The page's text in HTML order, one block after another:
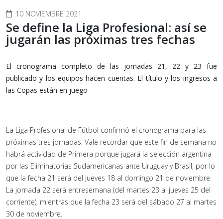
10 NOVIEMBRE 2021
Se define la Liga Profesional: así se
jugarán las próximas tres fechas
El cronograma completo de las jornadas 21, 22 y 23 fue
publicado y los equipos hacen cuentas. El título y los ingresos a
las Copas están en juego
La Liga Profesional de Fútbol confirmó el cronograma para las
próximas tres jornadas. Vale recordar que este fin de semana no
habrá actividad de Primera porque jugará la selección argentina
por las Eliminatorias Sudamericanas ante Uruguay y Brasil, por lo
que la fecha 21 será del jueves 18 al domingo 21 de noviembre.
La jornada 22 será entresemana (del martes 23 al jueves 25 del
corriente), mientras que la fecha 23 será del sábado 27 al martes
30 de noviembre.